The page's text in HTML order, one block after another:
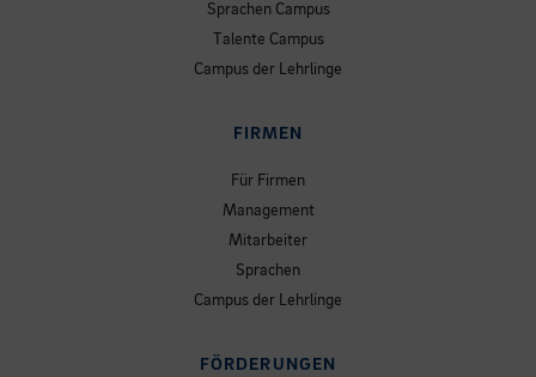
Sprachen Campus
Talente Campus
Campus der Lehrlinge
FIRMEN
Für Firmen
Management
Mitarbeiter
Sprachen
Campus der Lehrlinge
FÖRDERUNGEN